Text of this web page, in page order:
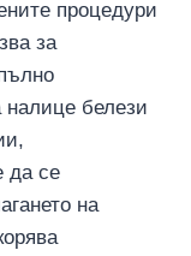
процедури
за
налице белези
да се
на